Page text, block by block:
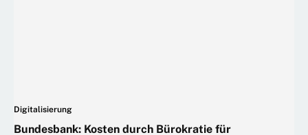
Digitalisierung
Bundesbank: Kosten durch Bürokratie für